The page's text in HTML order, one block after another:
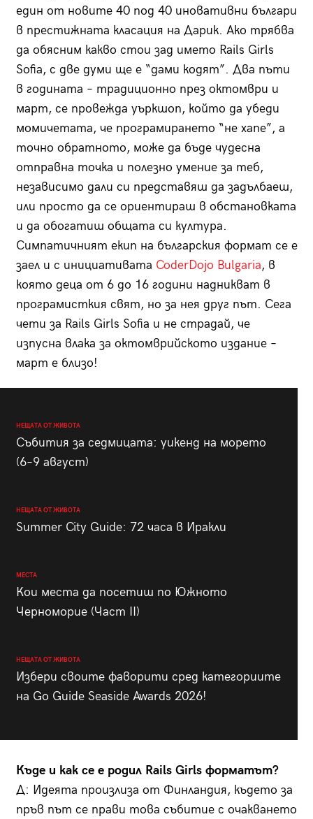
един от новите 40 под 40 иновативни българи
в престижната класация на Дарик. Ако трябва
да обясним какво стои зад името Rails Girls
Sofia, с две думи ще е “дами кодят”. Два пъти
в годината – традиционно през октомври и
март, се провежда уъркшоп, който да убеди
момичетата, че програмирането “не хапе”, а
точно обратното, може да бъде чудесна
отправна точка и полезно умение за теб,
независимо дали си представяш да задълбаеш,
или просто да се ориентираш в обстановката
и да обогатиш общата си култура.
Симпатичният екип на българския формат се е
заел и с инициативата CoderDojo Bulgaria, в
която деца от 6 до 16 години надникват в
програмисткия свят, но за нея друг път. Сега
чети за Rails Girls Sofia и не страдай, че
изпусна влака за октомврийското издание –
март е близо!
НЕЩАТА ОТ ЖИВОТА
Събития за седмицата: уикенд на морето
(6–9 август)
НЕЩАТА ОТ ЖИВОТА
Summer City Guide: 72 часа в Иракли
МЕСТА
Кои места да посетиш по Южното
Черноморие (Част II)
НЕЩАТА ОТ ЖИВОТА
Избери своите фаворити сред категориите
на Go Guide Seaside Awards 2026!
Къде и как се е родил Rails Girls форматът?
Д: Идеята произлиза от Финландия, където за
пръв път се прави това събитие с очакването